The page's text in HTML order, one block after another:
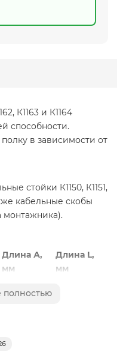
К1163 и К1164
способности.
полку в зависимости от
стойки К1150, К1151,
кабельные скобы
монтажника).
Длина А,
мм
Длина L,
мм
120
полностью